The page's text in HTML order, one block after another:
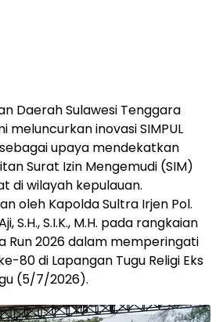
Daerah Sulawesi Tenggara
meluncurkan inovasi SIMPUL
upaya mendekatkan
Surat Izin Mengemudi (SIM)
di wilayah kepulauan.
oleh Kapolda Sultra Irjen Pol.
S.H., S.I.K., M.H. pada rangkaian
Run 2026 dalam memperingati
80 di Lapangan Tugu Religi Eks
(5/7/2026).